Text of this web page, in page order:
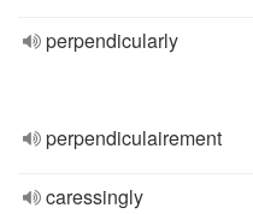
perpendicularly
perpendiculairement
caressingly